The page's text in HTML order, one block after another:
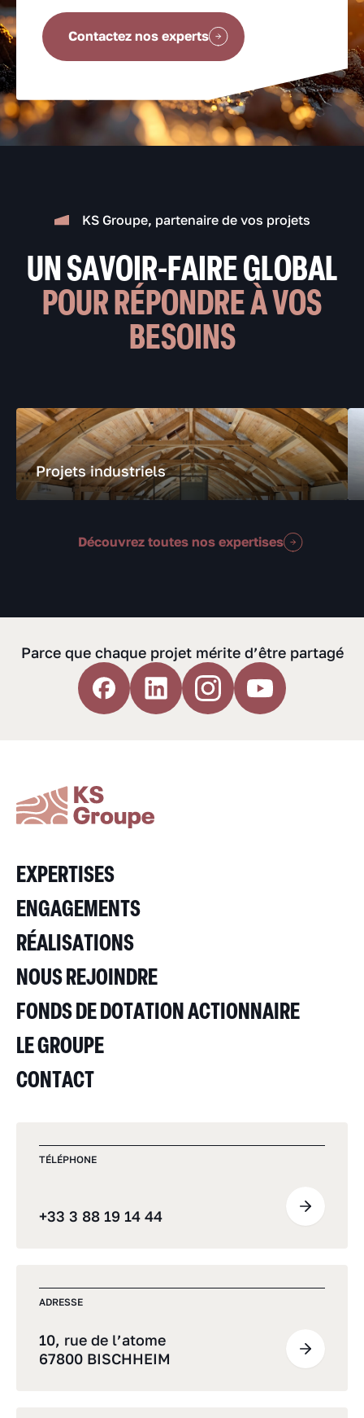
Contactez nos experts
KS Groupe, partenaire de vos projets
UN SAVOIR-FAIRE GLOBAL
POUR RÉPONDRE À VOS
BESOINS
Projets industriels
Découvrez toutes nos expertises
Parce que chaque projet mérite d’être partagé
EXPERTISES
ENGAGEMENTS
RÉALISATIONS
NOUS REJOINDRE
FONDS DE DOTATION ACTIONNAIRE
LE GROUPE
CONTACT
TÉLÉPHONE
+33 3 88 19 14 44
ADRESSE
10, rue de l’atome
67800 BISCHHEIM